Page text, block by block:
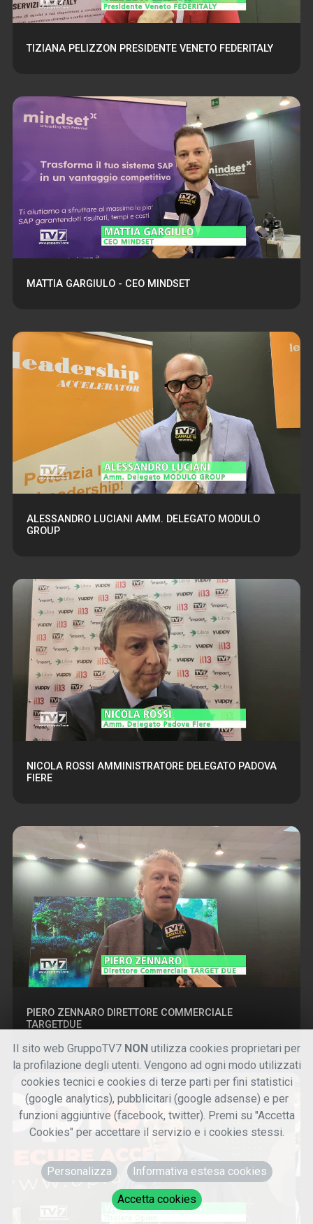
TIZIANA PELIZZON PRESIDENTE VENETO FEDERITALY
MATTIA GARGIULO - CEO MINDSET
ALESSANDRO LUCIANI AMM. DELEGATO MODULO
GROUP
NICOLA ROSSI AMMINISTRATORE DELEGATO PADOVA
FIERE
PIERO ZENNARO DIRETTORE COMMERCIALE
TARGETDUE
Il sito web GruppoTV7 NON utilizza cookies proprietari per
la profilazione degli utenti. Vengono ad ogni modo utilizzati
cookies tecnici e cookies di terze parti per fini statistici
(google analytics), pubblicitari (google adsense) e per
funzioni aggiuntive (facebook, twitter). Premi su "Accetta
Cookies" per accettare il servizio e i cookies stessi.
Personalizza Informativa estesa cookies
Accetta cookies